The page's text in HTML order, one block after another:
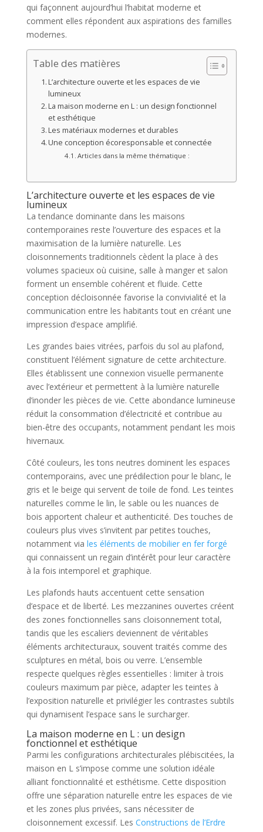
qui façonnent aujourd’hui l’habitat moderne et
comment elles répondent aux aspirations des familles
modernes.
Table des matières
L’architecture ouverte et les espaces de vie
lumineux
La maison moderne en L : un design fonctionnel
et esthétique
Les matériaux modernes et durables
Une conception écoresponsable et connectée
Articles dans la même thématique :
L’architecture ouverte et les espaces de vie
lumineux
La tendance dominante dans les maisons
contemporaines reste l’ouverture des espaces et la
maximisation de la lumière naturelle. Les
cloisonnements traditionnels cèdent la place à des
volumes spacieux où cuisine, salle à manger et salon
forment un ensemble cohérent et fluide. Cette
conception décloisonnée favorise la convivialité et la
communication entre les habitants tout en créant une
impression d’espace amplifié.
Les grandes baies vitrées, parfois du sol au plafond,
constituent l’élément signature de cette architecture.
Elles établissent une connexion visuelle permanente
avec l’extérieur et permettent à la lumière naturelle
d’inonder les pièces de vie. Cette abondance lumineuse
réduit la consommation d’électricité et contribue au
bien-être des occupants, notamment pendant les mois
hivernaux.
Côté couleurs, les tons neutres dominent les espaces
contemporains, avec une prédilection pour le blanc, le
gris et le beige qui servent de toile de fond. Les teintes
naturelles comme le lin, le sable ou les nuances de
bois apportent chaleur et authenticité. Des touches de
couleurs plus vives s’invitent par petites touches,
notamment via les éléments de mobilier en fer forgé
qui connaissent un regain d’intérêt pour leur caractère
à la fois intemporel et graphique.
Les plafonds hauts accentuent cette sensation
d’espace et de liberté. Les mezzanines ouvertes créent
des zones fonctionnelles sans cloisonnement total,
tandis que les escaliers deviennent de véritables
éléments architecturaux, souvent traités comme des
sculptures en métal, bois ou verre. L’ensemble
respecte quelques règles essentielles : limiter à trois
couleurs maximum par pièce, adapter les teintes à
l’exposition naturelle et privilégier les contrastes subtils
qui dynamisent l’espace sans le surcharger.
La maison moderne en L : un design
fonctionnel et esthétique
Parmi les configurations architecturales plébiscitées, la
maison en L s’impose comme une solution idéale
alliant fonctionnalité et esthétisme. Cette disposition
offre une séparation naturelle entre les espaces de vie
et les zones plus privées, sans nécessiter de
cloisonnement excessif. Les Constructions de l’Erdre